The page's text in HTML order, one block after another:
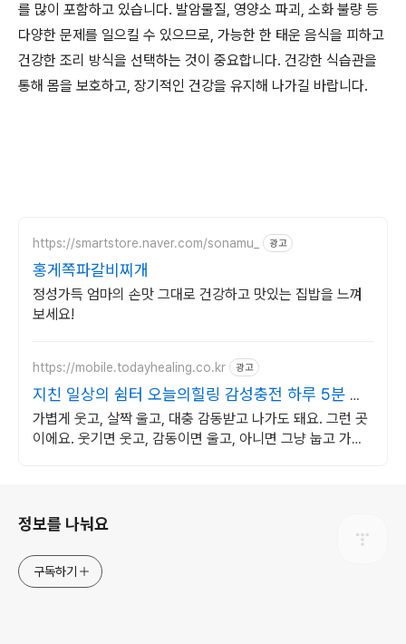
를 많이 포함하고 있습니다. 발암물질, 영양소 파괴, 소화 불량 등
다양한 문제를 일으킬 수 있으므로, 가능한 한 태운 음식을 피하고
건강한 조리 방식을 선택하는 것이 중요합니다. 건강한 식습관을
통해 몸을 보호하고, 장기적인 건강을 유지해 나가길 바랍니다.
https://smartstore.naver.com/sonamu_ 광고
홍게쪽파갈비찌개
정성가득 엄마의 손맛 그대로 건강하고 맛있는 집밥을 느껴
보세요!
https://mobile.todayhealing.co.kr 광고
지친 일상의 쉼터 오늘의힐링 감성충전 하루 5분 힐
링타임
가볍게 웃고, 살짝 울고, 대충 감동받고 나가도 돼요. 그런 곳
이에요. 웃기면 웃고, 감동이면 울고, 아니면 그냥 눕고 가세
정보를 나눠요
구독하기